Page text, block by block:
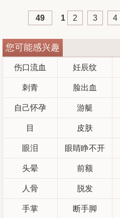
49 1 2 3 4
您可能感兴趣
伤口流血 妊辰纹
刺青 脸出血
自己怀孕 游艇
目 皮肤
眼泪 眼睛睁不开
头晕 前额
人骨 脱发
手掌 断手脚